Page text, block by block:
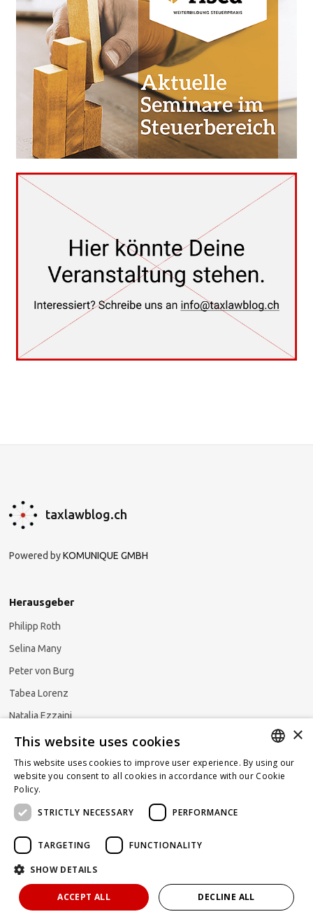
taxlawblog.ch
Powered byKOMUNIQUE GMBH
Herausgeber
Philipp Roth
Selina Many
Peter von Burg
Tabea Lorenz
Natalja Ezzaini
Newsletter abonnieren
Powered byKOMUNIQUE
hello@taxlawblog.ch
IMPRESSUM
DATENSCHUTZ HAFTUNGSAUSSCHLUSS
GERMAN
×
This website uses cookies
This website uses cookies to improve user experience. By using our
website you consent to all cookies in accordance with our Cookie
Policy.
STRICTLY NECESSARY
PERFORMANCE
TARGETING FUNCTIONALITY
SHOW DETAILS
ACCEPT ALL DECLINE ALL